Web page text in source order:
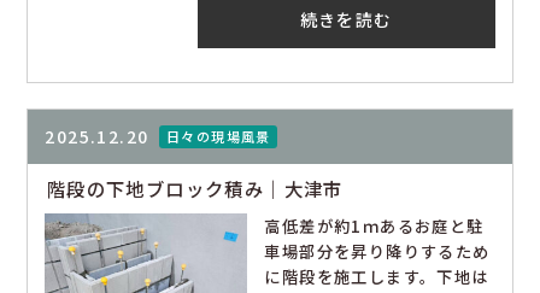
続きを読む
2025.12.20 日々の現場風景
階段の下地ブロック積み｜大津市
高低差が約1ｍあるお庭と駐
車場部分を昇り降りするため
に階段を施工します。下地は